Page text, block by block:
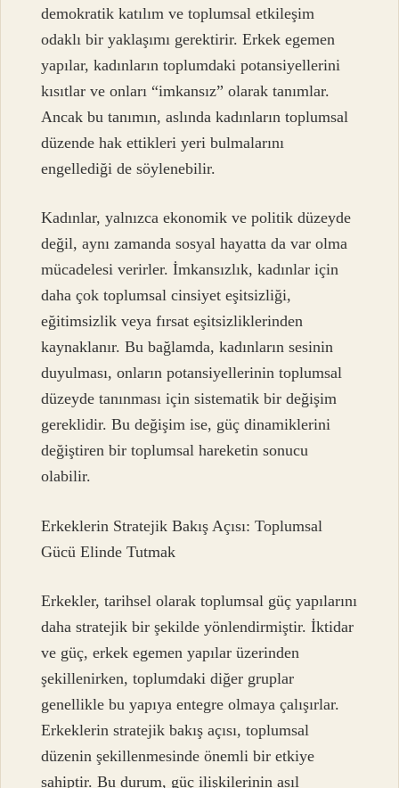
demokratik katılım ve toplumsal etkileşim
odaklı bir yaklaşımı gerektirir. Erkek egemen
yapılar, kadınların toplumdaki potansiyellerini
kısıtlar ve onları “imkansız” olarak tanımlar.
Ancak bu tanımın, aslında kadınların toplumsal
düzende hak ettikleri yeri bulmalarını
engellediği de söylenebilir.
Kadınlar, yalnızca ekonomik ve politik düzeyde
değil, aynı zamanda sosyal hayatta da var olma
mücadelesi verirler. İmkansızlık, kadınlar için
daha çok toplumsal cinsiyet eşitsizliği,
eğitimsizlik veya fırsat eşitsizliklerinden
kaynaklanır. Bu bağlamda, kadınların sesinin
duyulması, onların potansiyellerinin toplumsal
düzeyde tanınması için sistematik bir değişim
gereklidir. Bu değişim ise, güç dinamiklerini
değiştiren bir toplumsal hareketin sonucu
olabilir.
Erkeklerin Stratejik Bakış Açısı: Toplumsal
Gücü Elinde Tutmak
Erkekler, tarihsel olarak toplumsal güç yapılarını
daha stratejik bir şekilde yönlendirmiştir. İktidar
ve güç, erkek egemen yapılar üzerinden
şekillenirken, toplumdaki diğer gruplar
genellikle bu yapıya entegre olmaya çalışırlar.
Erkeklerin stratejik bakış açısı, toplumsal
düzenin şekillenmesinde önemli bir etkiye
sahiptir. Bu durum, güç ilişkilerinin asıl